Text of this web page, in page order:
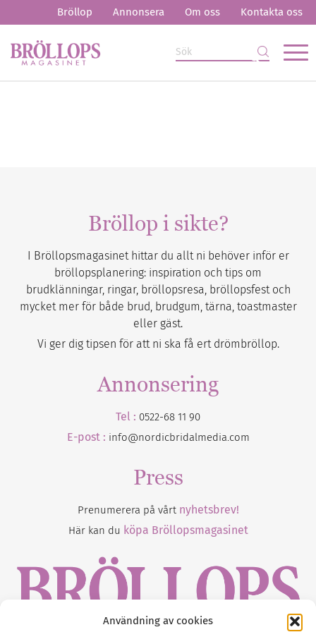
Användning av cookies
Bröllop Annonsera Om oss Kontakta oss
Bröllop i sikte?
I Bröllopsmagasinet hittar du allt ni behöver inför er
bröllopsplanering: inspiration och tips om
brudklänningar, ringar, bröllopsresa, bröllopsfest och
mycket mer för både brud, brudgum, tärna, toastmaster
eller gäst.
Vi ger dig tipsen för att ni ska få ert drömbröllop.
Annonsering
Tel : 0522-68 11 90
E-post : info@nordicbridalmedia.com
Press
Prenumerera på vårt nyhetsbrev!
Här kan du köpa Bröllopsmagasinet